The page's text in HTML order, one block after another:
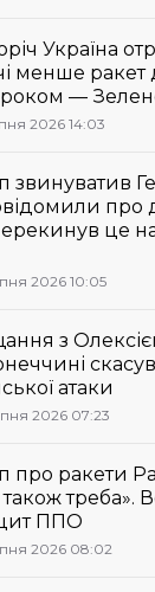
Україна
менше
—
2026 14:03
звинуватив
про
це
2026 10:05
з
атаки
2026 07:23
про ракети
треба».
ППО
2026 08:02